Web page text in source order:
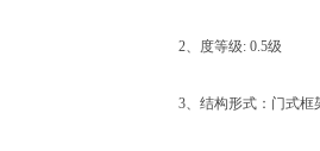
2、度等级: 0.5级
3、结构形式：门式框